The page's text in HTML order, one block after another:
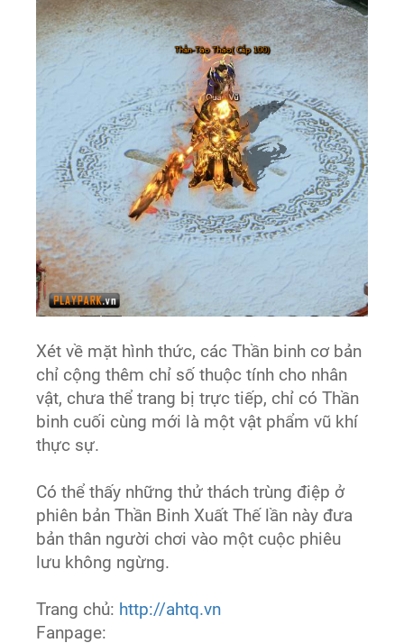
Xét về mặt hình thức, các Thần binh cơ bản
chỉ cộng thêm chỉ số thuộc tính cho nhân
vật, chưa thể trang bị trực tiếp, chỉ có Thần
binh cuối cùng mới là một vật phẩm vũ khí
thực sự.
Có thể thấy những thử thách trùng điệp ở
phiên bản Thần Binh Xuất Thế lần này đưa
bản thân người chơi vào một cuộc phiêu
lưu không ngừng.
Trang chủ: http://ahtq.vn
Fanpage: